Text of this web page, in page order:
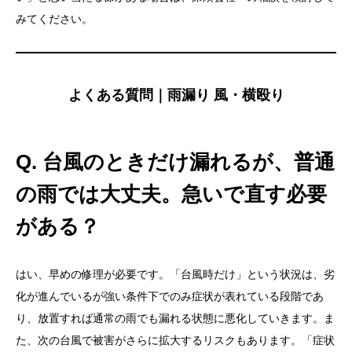
みてください。
よくある質問｜雨漏り 風・横殴り
Q. 台風のときだけ漏れるが、普通
の雨では大丈夫。急いで直す必要
がある？
はい、早めの修理が必要です。「台風時だけ」という状況は、劣
化が進んでいるが強い条件下でのみ症状が表れている段階であ
り、放置すれば通常の雨でも漏れる状態に悪化していきます。ま
た、次の台風で被害がさらに拡大するリスクもあります。「症状